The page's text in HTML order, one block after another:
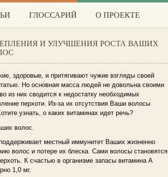
ГЛОССАРИЙ О ПРОЕКТЕ
И УЛУЧШЕНИЯ РОСТА ВАШИХ
здоровые, и притягивают чужие взгляды своей
Но основная масса людей не довольна своими
них сводится к недостатку необходимых
перхоти. Из-за их отсутствия Ваши волосы
узнать, о каких витаминах идет речь?
волос.
местный иммунитет Ваших жизненно
волос и потере их блеска. Сами волосы становятся
К счастью в организме запасы витамина А
1,0 мг.